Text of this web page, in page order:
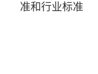
准和行业标准